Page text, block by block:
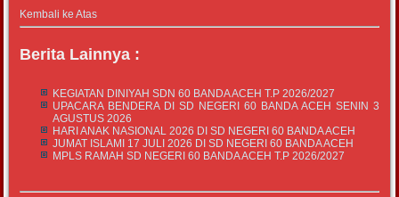
Kembali ke Atas
Berita Lainnya :
KEGIATAN DINIYAH SDN 60 BANDA ACEH T.P 2026/2027
UPACARA BENDERA DI SD NEGERI 60 BANDA ACEH SENIN 3
AGUSTUS 2026
HARI ANAK NASIONAL 2026 DI SD NEGERI 60 BANDA ACEH
JUMAT ISLAMI 17 JULI 2026 DI SD NEGERI 60 BANDA ACEH
MPLS RAMAH SD NEGERI 60 BANDA ACEH T.P 2026/2027